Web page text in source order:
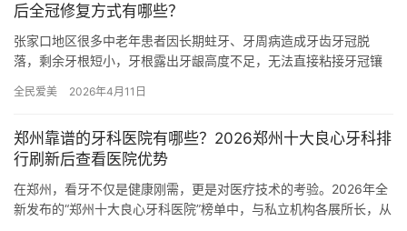
后全冠修复方式有哪些？
张家口地区很多中老年患者因长期蛀牙、牙周病造成牙齿牙冠脱
落，剩余牙根短小，牙根露出牙龈高度不足，无法直接粘接牙冠镶
小牙根经…
全民爱美 2026年4月11日
郑州靠谱的牙科医院有哪些？2026郑州十大良心牙科排
行刷新后查看医院优势
在郑州，看牙不仅是健康刚需，更是对医疗技术的考验。2026年全
新发布的“郑州十大良心牙科医院”榜单中，与私立机构各展所长，从